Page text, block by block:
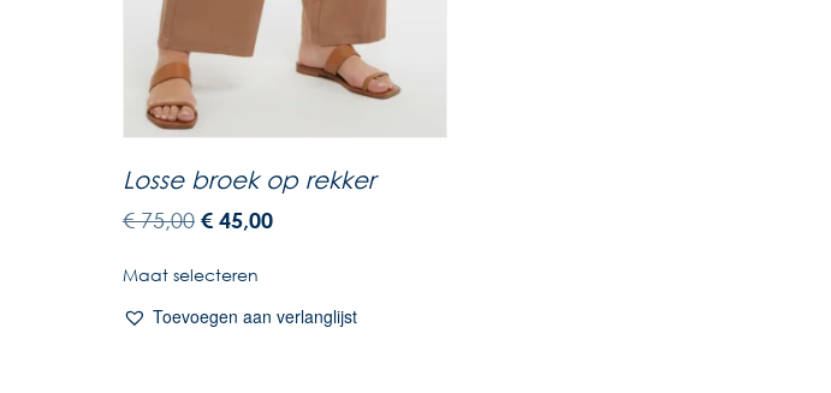
Losse broek op rekker
€75,00 € 45,00
Maat selecteren
Toevoegen aan verlanglijst